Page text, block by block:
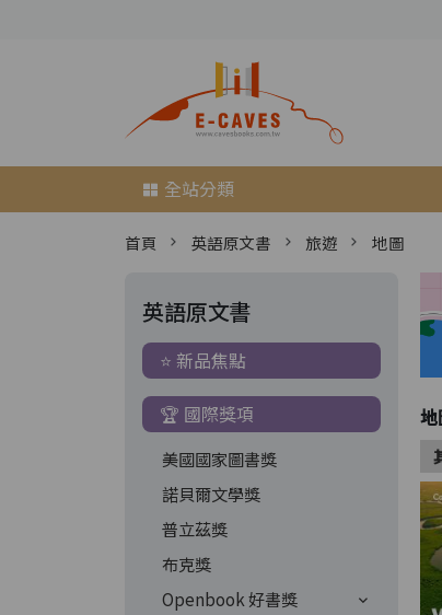
全站分類
首頁 英語原文書 旅遊 地圖
英語原文書
⭐ 新品焦點
🏆 國際獎項
美國國家圖書獎
諾貝爾文學獎
普立茲獎
布克獎
Openbook 好書獎